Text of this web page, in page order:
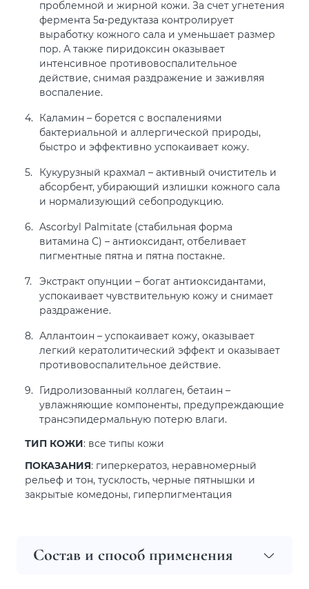
проблемной и жирной кожи. За счет угнетения
фермента 5α-редуктаза контролирует
выработку кожного сала и уменьшает размер
пор. А также пиридоксин оказывает
интенсивное противовоспалительное
действие, снимая раздражение и заживляя
воспаление.
Каламин – борется с воспалениями
бактериальной и аллергической природы,
быстро и эффективно успокаивает кожу.
Кукурузный крахмал – активный очиститель и
абсорбент, убирающий излишки кожного сала
и нормализующий себопродукцию.
Ascorbyl Palmitate (стабильная форма
витамина С) – антиоксидант, отбеливает
пигментные пятна и пятна постакне.
Экстракт опунции – богат антиоксидантами,
успокаивает чувствительную кожу и снимает
раздражение.
Аллантоин – успокаивает кожу, оказывает
легкий кератолитический эффект и оказывает
противовоспалительное действие.
Гидролизованный коллаген, бетаин –
увлажняющие компоненты, предупреждающие
трансэпидермальную потерю влаги.
ТИП КОЖИ: все типы кожи
ПОКАЗАНИЯ: гиперкератоз, неравномерный
рельеф и тон, тусклость, черные пятнышки и
закрытые комедоны, гиперпигментация
Состав и способ применения